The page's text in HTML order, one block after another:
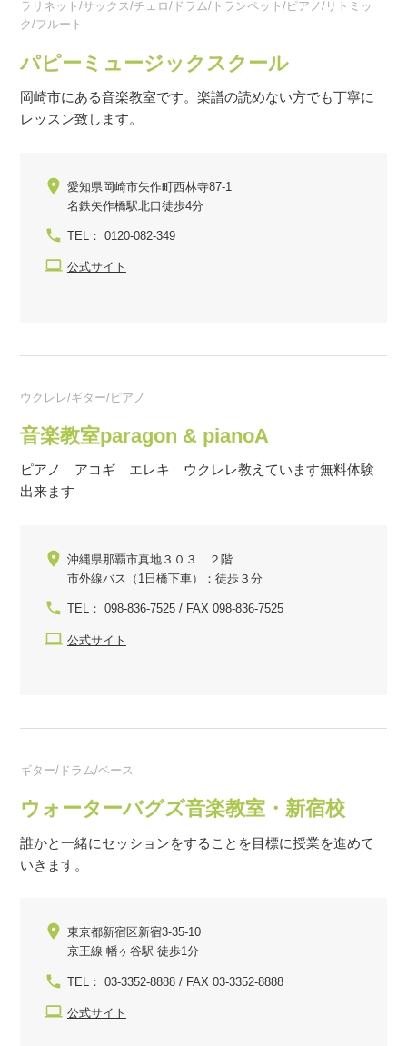
ラリネット/サックス/チェロ/ドラム/トランペット/ピアノ/リトミッ
ク/フルート
パピーミュージックスクール
岡崎市にある音楽教室です。楽譜の読めない方でも丁寧に
レッスン致します。
愛知県岡崎市矢作町西林寺87-1
名鉄矢作橋駅北口徒歩4分
TEL： 0120-082-349
公式サイト
ウクレレ/ギター/ピアノ
音楽教室paragon & pianoA
ピアノ アコギ エレキ ウクレレ教えています無料体験
出来ます
沖縄県那覇市真地３０３ ２階
市外線バス（1日橋下車）：徒歩３分
TEL： 098-836-7525 / FAX 098-836-7525
公式サイト
ギター/ドラム/ベース
ウォーターバグズ音楽教室・新宿校
誰かと一緒にセッションをすることを目標に授業を進めて
いきます。
東京都新宿区新宿3-35-10
京王線 幡ヶ谷駅 徒歩1分
TEL： 03-3352-8888 / FAX 03-3352-8888
公式サイト